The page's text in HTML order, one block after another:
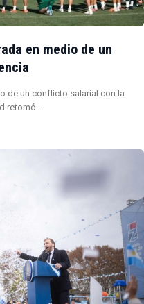
en medio de un
de un conflicto salarial con la
retomó…